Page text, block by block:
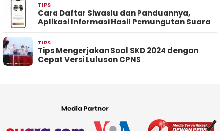
TIPS
Cara Daftar Siwaslu dan Panduannya,
Aplikasi Informasi Hasil Pemungutan Suara
TIPS
Tips Mengerjakan Soal SKD 2024 dengan
Cepat Versi Lulusan CPNS